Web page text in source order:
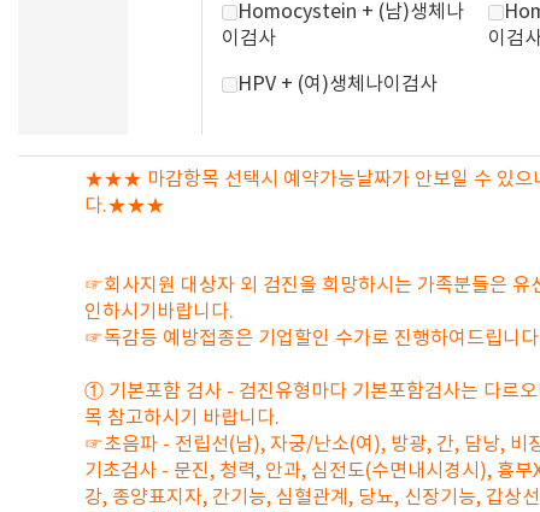
Homocystein + (남)생체나
이검사
이검
HPV + (여)생체나이검사
★★★ 마감항목 선택시 예약가능날짜가 안보일 수 있으
다.★★★
☞회사지원 대상자 외 검진을 희망하시는 가족분들은 유
인하시기바랍니다.
☞독감등 예방접종은 기업할인 수가로 진행하여드립니
① 기본포함 검사 - 검진유형마다 기본포함검사는 다르
목 참고하시기 바랍니다.
☞초음파 - 전립선(남), 자궁/난소(여), 방광, 간, 담낭, 비
기초검사 - 문진, 청력, 안과, 심전도(수면내시경시), 흉
강, 종양표지자, 간기능, 심혈관계, 당뇨, 신장기능, 갑상